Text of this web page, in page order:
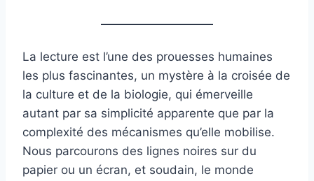
La lecture est l’une des prouesses humaines
les plus fascinantes, un mystère à la croisée de
la culture et de la biologie, qui émerveille
autant par sa simplicité apparente que par la
complexité des mécanismes qu’elle mobilise.
Nous parcourons des lignes noires sur du
papier ou un écran, et soudain, le monde